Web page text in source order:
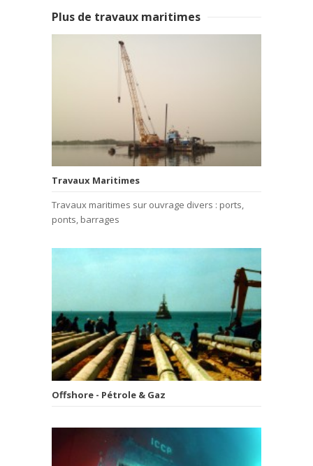
Plus de travaux maritimes
Travaux Maritimes
Travaux maritimes sur ouvrage divers : ports,
ponts, barrages
Offshore - Pétrole & Gaz